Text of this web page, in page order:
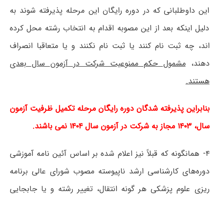
این داوطلبانی که در دوره رایگان این مرحله پذیرفته شوند به
دلیل اینکه بعد از این مصوبه اقدام به انتخاب رشته محل کرده
اند، چه ثبت نام کنند یا ثبت نام نکنند و یا متعاقبا انصراف
دهند،مشمول حکم ممنوعیت شرکت در آزمون سال بعدی
هستند.
بنابراین پذیرفته شدگان دوره رایگان مرحله تکمیل ظرفیت آزمون
سال، ۱۴۰۳ مجاز به شرکت در آزمون سال ۱۴۰۴ نمی باشند.
۴- همانگونه که قبلاً نیز اعلام شده بر اساس آئین نامه آموزشی
دوره‌های کارشناسی ارشد ناپیوسته مصوب شورای عالی برنامه
ریزی علوم پزشکی هر گونه انتقال، تغییر رشته و یا جابجایی